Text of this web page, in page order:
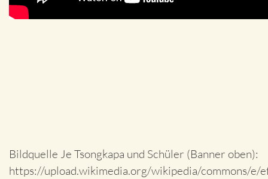
Bildquelle Je Tsongkapa und Schüler (Banner oben):
https://upload.wikimedia.org/wikipedia/commons/e/